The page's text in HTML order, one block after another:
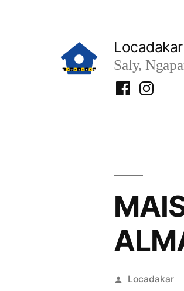
Locadakar
Saly,
FacebookInstagram
Publié
Locadakar